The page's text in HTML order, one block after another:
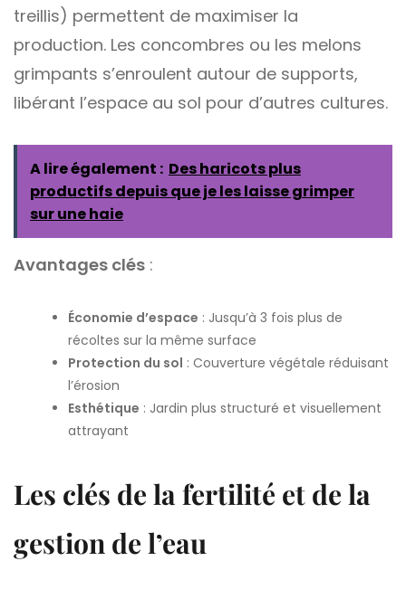
treillis) permettent de maximiser la
production. Les concombres ou les melons
grimpants s’enroulent autour de supports,
libérant l’espace au sol pour d’autres cultures.
A lire également : Des haricots plus
productifs depuis que je les laisse grimper
sur une haie
Avantages clés :
Économie d’espace : Jusqu’à 3 fois plus de
récoltes sur la même surface
Protection du sol : Couverture végétale réduisant
l’érosion
Esthétique : Jardin plus structuré et visuellement
attrayant
Les clés de la fertilité et de la
gestion de l’eau